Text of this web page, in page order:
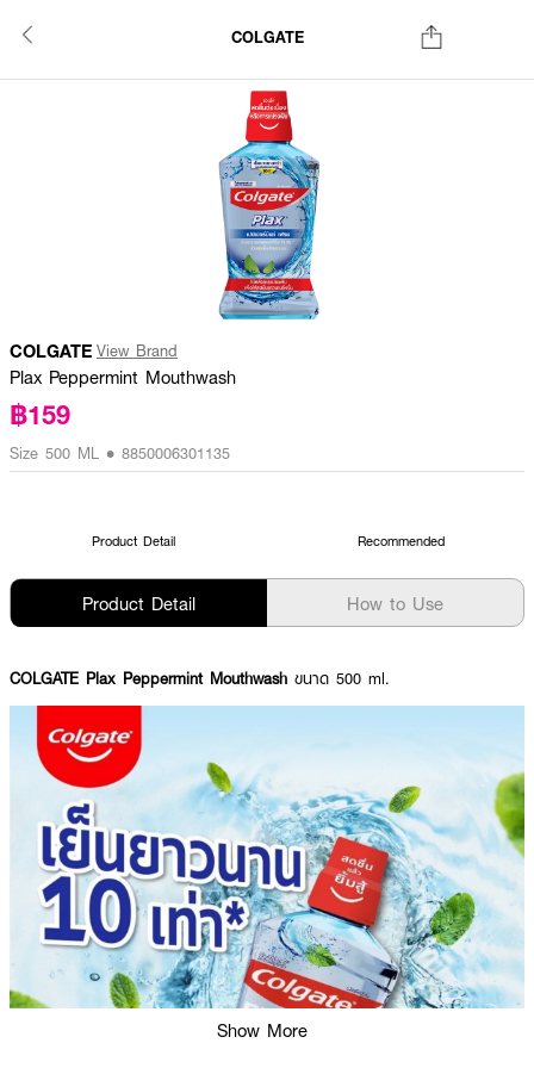
COLGATE
COLGATE View Brand
Plax Peppermint Mouthwash
฿159
Size 500 ML • 8850006301135
Product Detail Recommended
Product Detail How to Use
COLGATE Plax Peppermint Mouthwash ขนาด 500 ml.
Show More